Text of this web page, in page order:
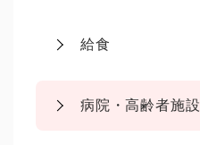
給食
病院・高齢者施設